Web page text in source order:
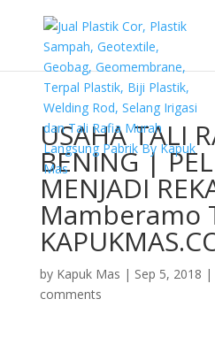
USAHA TALI
BENING |
MENJADI
Mamberamo
by Kapuk Mas | Sep 5, 2018 |
comments